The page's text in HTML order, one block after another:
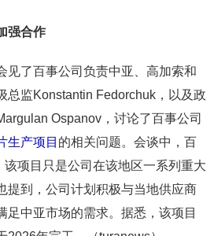
强合作
见了百事公司负责中亚、高加索和
总监Konstantin Fedorchuk，以及政
Ospanov，讨论了百事公司
生产项目 的相关问题。会谈中，百
项目只是公司在该地区一系列重大
提到，公司计划积极与当地供应商
足中亚市场的需求。据悉，该项目